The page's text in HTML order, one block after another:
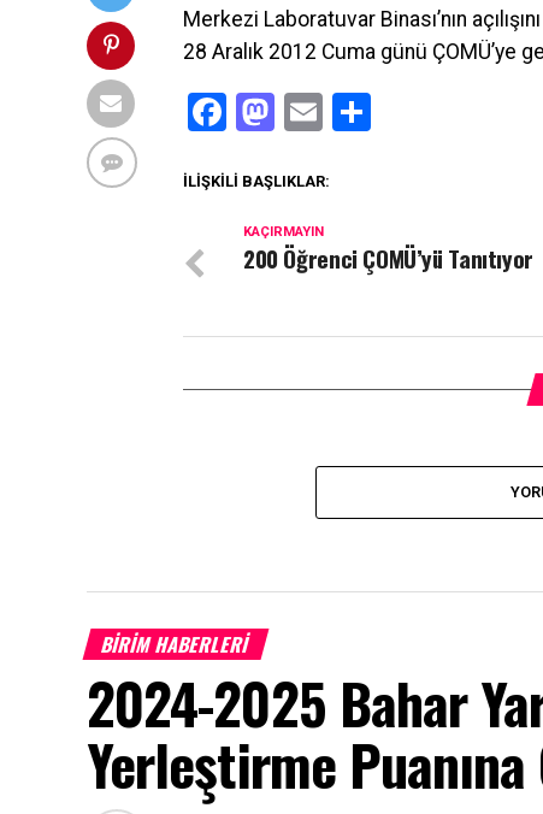
Merkezi Laboratuvar Binası’nın
28 Aralık 2012 Cuma günü ÇOMÜ’ye
Facebook
Mastodon
Email
İLIŞKILI BAŞLIKLAR:
KAÇIRMAYIN
200 Öğrenci ÇOMÜ’yü Tanıtıyor
BİRİM HABERLERİ
2024-2025 Bahar
Yerleştirme